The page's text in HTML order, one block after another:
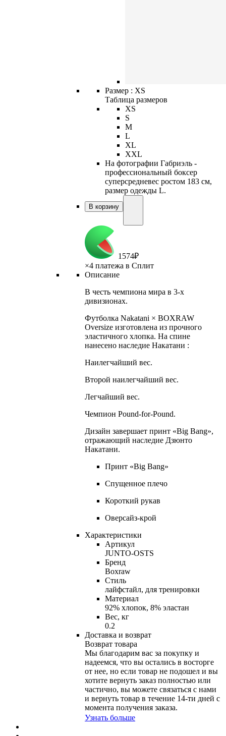
Размер : XS
Таблица размеров
XS
S
M
L
XL
XXL
На фотографии Габриэль -
профессиональный боксер
суперсредневес ростом 183 см,
размер одежды L.
В корзину
1 574₽
×4 платежа в Сплит
Описание
В честь чемпиона мира в 3-х
дивизионах.
Футболка Nakatani × BOXRAW
Oversize изготовлена из прочного
эластичного хлопка. На спине
нанесено наследие Накатани :
Наилегчайший вес.
Второй наилегчайший вес.
Легчайший вес.
Чемпион Pound-for-Pound.
Дизайн завершает принт «Big Bang»,
отражающий наследие Дзюнто
Накатани.
Принт «Big Bang»
Спущенное плечо
Короткий рукав
Оверсайз-крой
Характеристики
Артикул
JUNTO-OSTS
Бренд
Boxraw
Стиль
лайфстайл, для тренировки
Материал
92% хлопок, 8% эластан
Вес, кг
0.2
Доставка и возврат
Возврат товара
Мы благодарим вас за покупку и
надеемся, что вы остались в восторге
от нее, но если товар не подошел и вы
хотите вернуть заказ полностью или
частично, вы можете связаться с нами
и вернуть товар в течение 14-ти дней с
момента получения заказа.
Узнать больше